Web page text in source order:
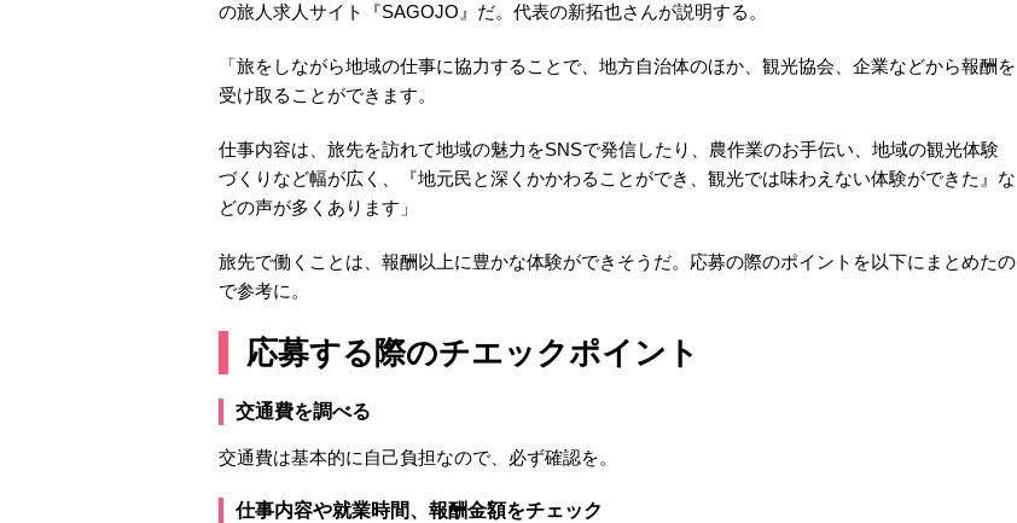
の旅人求人サイト『SAGOJO』だ。代表の新拓也さんが説明する。
「旅をしながら地域の仕事に協力することで、地方自治体のほか、観光協会、企業などから報酬を
受け取ることができます。
仕事内容は、旅先を訪れて地域の魅力をSNSで発信したり、農作業のお手伝い、地域の観光体験
づくりなど幅が広く、『地元民と深くかかわることができ、観光では味わえない体験ができた』な
どの声が多くあります」
旅先で働くことは、報酬以上に豊かな体験ができそうだ。応募の際のポイントを以下にまとめたの
で参考に。
応募する際のチエックポイント
交通費を調べる
交通費は基本的に自己負担なので、必ず確認を。
仕事内容や就業時間、報酬金額をチェック